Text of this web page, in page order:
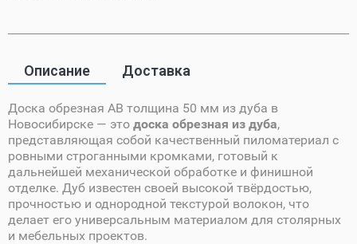
Описание Доставка
Доска обрезная AB толщина 50 мм из дуба в
Новосибирске — это доска обрезная из дуба,
представляющая собой качественный пиломатериал с
ровными строганными кромками, готовый к
дальнейшей механической обработке и финишной
отделке. Дуб известен своей высокой твёрдостью,
прочностью и однородной текстурой волокон, что
делает его универсальным материалом для столярных
и мебельных проектов.